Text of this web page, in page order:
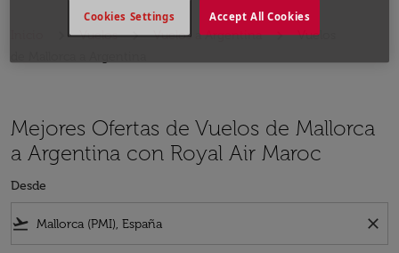
Vuelos Vuelos a Argentina
Vuelos
Mejores Ofertas de Vuelos de Mallorca
a Argentina con Royal Air Maroc
Desde
flight_takeoff close
Accept All Cookies
Cookies Settings